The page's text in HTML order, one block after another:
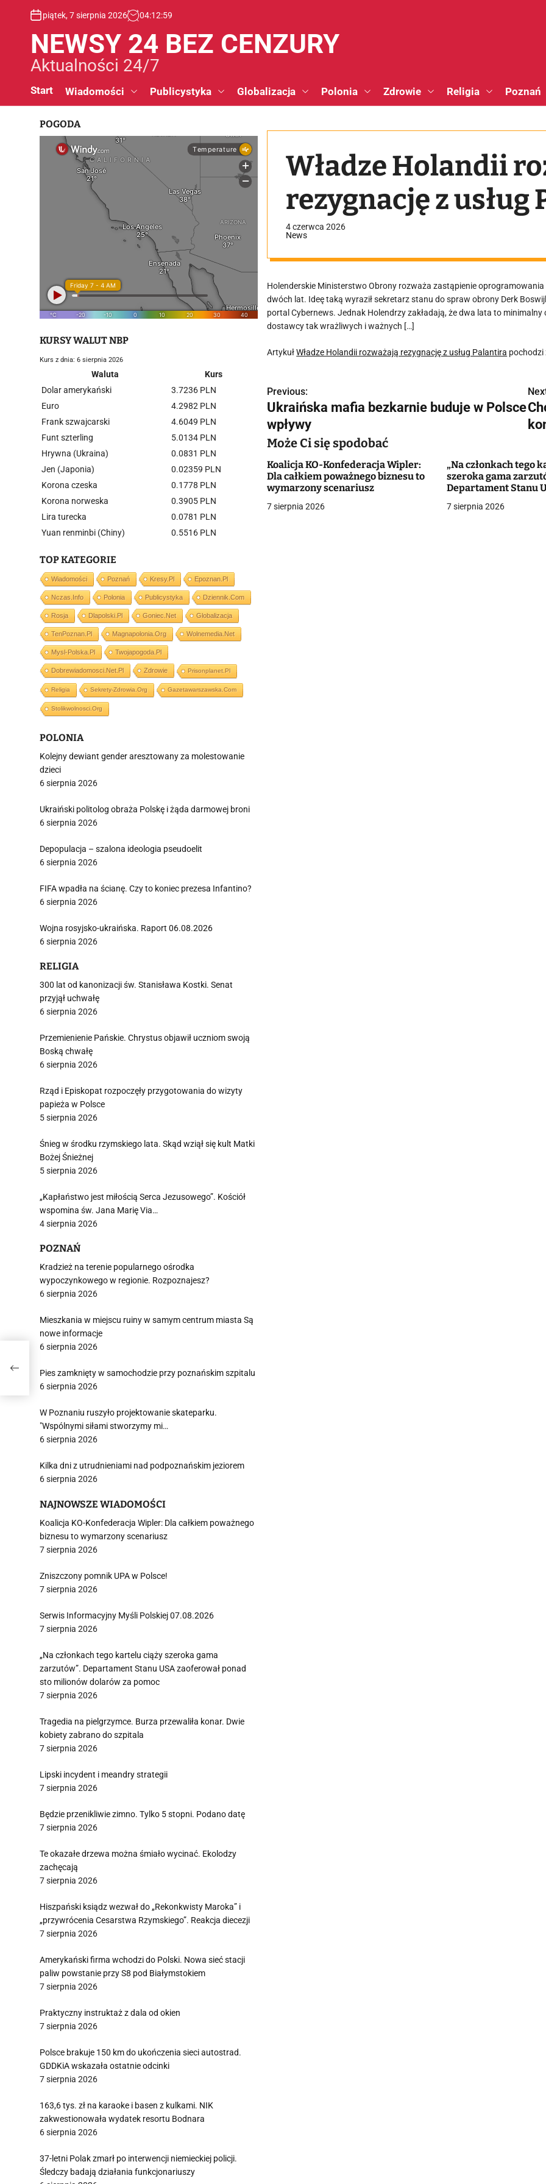
piątek, 7 sierpnia 2026 04:12:59
NEWSY 24 BEZ CENZURY
Aktualności 24/7
Start Wiadomości Publicystyka Globalizacja Polonia Zdrowie Religia Poznań
Władze Holandii
rezygnację z usług
4 czerwca 2026
News
Holenderskie Ministerstwo Obrony rozważa zastąpienie
dwóch lat. Ideę taką wyraził sekretarz stanu do spraw obrony Derk
portal Cybernews. Jednak Holendrzy zakładają, że dwa lata to
dostawcy tak wrażliwych i ważnych […]
ArtykułWładze Holandii rozważają rezygnację z usług Palantira
N
a
w
i
g
a
Previous:
Ukraińska mafia bezkarnie buduje w Polsce
wpływy
Może Ci się spodobać
Koalicja KO-Konfederacja Wipler:
Dla całkiem poważnego biznesu to
wymarzony scenariusz
7 sierpnia 2026
„Na członkach tego
szeroka gama
Departament Stanu
dolarów za pomoc
7 sierpnia 2026
POGODA
KURSY WALUT NBP
Kurs z dnia: 6 sierpnia 2026
Waluta
Kurs
Dolar amerykański
3.7236 PLN
Euro
4.2982 PLN
Frank szwajcarski
4.6049 PLN
Funt szterling
5.0134 PLN
Hrywna (Ukraina)
0.0831 PLN
Jen (Japonia)
0.02359 PLN
Korona czeska
0.1778 PLN
Korona norweska
0.3905 PLN
Lira turecka
0.0781 PLN
Yuan renminbi (Chiny)
0.5516 PLN
TOP KATEGORIE
Wiadomości Poznań Kresy.pl Epoznan.pl
Nczas.info Polonia Publicystyka Dziennik.com
Rosja Dlapolski.pl Goniec.net Globalizacja
TenPoznan.pl Magnapolonia.org Wolnemedia.net
Mysl-Polska.pl Twojapogoda.pl
Dobrewiadomosci.net.pl Zdrowie Prisonplanet.pl
Religia Sekrety-Zdrowia.org Gazetawarszawska.com
Stolikwolnosci.org
POLONIA
Kolejny dewiant gender aresztowany za molestowanie
dzieci
6 sierpnia 2026
Ukraiński politolog obraża Polskę i żąda darmowej broni
6 sierpnia 2026
Depopulacja – szalona ideologia pseudoelit
6 sierpnia 2026
FIFA wpadła na ścianę. Czy to koniec prezesa Infantino?
6 sierpnia 2026
Wojna rosyjsko-ukraińska. Raport 06.08.2026
6 sierpnia 2026
RELIGIA
300 lat od kanonizacji św. Stanisława Kostki. Senat
przyjął uchwałę
6 sierpnia 2026
Przemienienie Pańskie. Chrystus objawił uczniom swoją
Boską chwałę
6 sierpnia 2026
Rząd i Episkopat rozpoczęły przygotowania do wizyty
papieża w Polsce
5 sierpnia 2026
Śnieg w środku rzymskiego lata. Skąd wziął się kult Matki
Bożej Śnieżnej
5 sierpnia 2026
„Kapłaństwo jest miłością Serca Jezusowego”. Kościół
wspomina św. Jana Marię Via…
4 sierpnia 2026
POZNAŃ
Kradzież na terenie popularnego ośrodka
wypoczynkowego w regionie. Rozpoznajesz?
6 sierpnia 2026
Mieszkania w miejscu ruiny w samym centrum miasta Są
nowe informacje
6 sierpnia 2026
Pies zamknięty w samochodzie przy poznańskim szpitalu
6 sierpnia 2026
W Poznaniu ruszyło projektowanie skateparku.
"Wspólnymi siłami stworzymy mi…
6 sierpnia 2026
Kilka dni z utrudnieniami nad podpoznańskim jeziorem
6 sierpnia 2026
NAJNOWSZE WIADOMOŚCI
Koalicja KO-Konfederacja Wipler: Dla całkiem poważnego
biznesu to wymarzony scenariusz
7 sierpnia 2026
Zniszczony pomnik UPA w Polsce!
7 sierpnia 2026
Serwis Informacyjny Myśli Polskiej 07.08.2026
7 sierpnia 2026
„Na członkach tego kartelu ciąży szeroka gama
zarzutów”. Departament Stanu USA zaoferował ponad
sto milionów dolarów za pomoc
7 sierpnia 2026
Tragedia na pielgrzymce. Burza przewaliła konar. Dwie
kobiety zabrano do szpitala
7 sierpnia 2026
Lipski incydent i meandry strategii
7 sierpnia 2026
Będzie przenikliwie zimno. Tylko 5 stopni. Podano datę
7 sierpnia 2026
Te okazałe drzewa można śmiało wycinać. Ekolodzy
zachęcają
7 sierpnia 2026
Hiszpański ksiądz wezwał do „Rekonkwisty Maroka” i
„przywrócenia Cesarstwa Rzymskiego”. Reakcja diecezji
7 sierpnia 2026
Amerykański firma wchodzi do Polski. Nowa sieć stacji
paliw powstanie przy S8 pod Białymstokiem
7 sierpnia 2026
Praktyczny instruktaż z dala od okien
7 sierpnia 2026
Polsce brakuje 150 km do ukończenia sieci autostrad.
GDDKiA wskazała ostatnie odcinki
7 sierpnia 2026
163,6 tys. zł na karaoke i basen z kulkami. NIK
zakwestionowała wydatek resortu Bodnara
6 sierpnia 2026
37-letni Polak zmarł po interwencji niemieckiej policji.
Śledczy badają działania funkcjonariuszy